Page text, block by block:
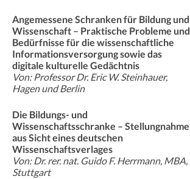
Angemessene Schranken für Bildung und
Wissenschaft – Praktische Probleme und
Bedürfnisse für die wissenschaftliche
Informationsversorgung sowie das
digitale kulturelle Gedächtnis
Von: Professor Dr. Eric W. Steinhauer,
Hagen und Berlin
Die Bildungs- und
Wissenschaftsschranke – Stellungnahme
aus Sicht eines deutschen
Wissenschaftsverlages
Von: Dr. rer. nat. Guido F. Herrmann, MBA,
Stuttgart